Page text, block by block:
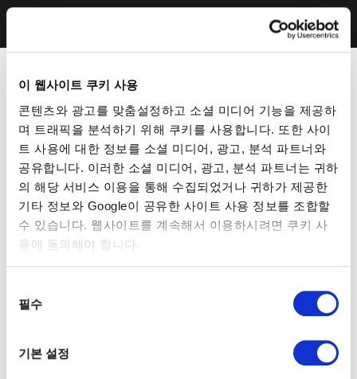
이 웹사이트 쿠키 사용
콘텐츠와 광고를 맞춤설정하고 소셜 미디어 기능을 제공하
며 트래픽을 분석하기 위해 쿠키를 사용합니다. 또한 사이
트 사용에 대한 정보를 소셜 미디어, 광고, 분석 파트너와
공유합니다. 이러한 소셜 미디어, 광고, 분석 파트너는 귀하
의 해당 서비스 이용을 통해 수집되었거나 귀하가 제공한
기타 정보와 Google이 공유한 사이트 사용 정보를 조합할
수 있습니다. 웹사이트를 계속해서 이용하시려면 쿠키 사
용에 동의해야 합니다.
필수
기본 설정